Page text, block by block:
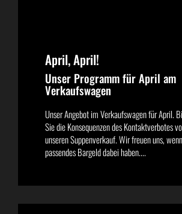
April, April!
Unser Programm für April am
Verkaufswagen
Unser Angebot im Verkaufswagen für April.
Sie die Konsequenzen des Kontaktverbotes
unseren Suppenverkauf. Wir freuen uns,
passendes Bargeld dabei haben....